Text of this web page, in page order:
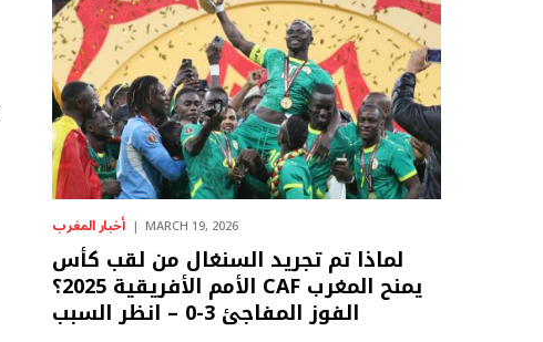
أخبار المغرب MARCH 19, 2026
لماذا تم تجريد السنغال من لقب كأس
الأمم الأفريقية 2025؟ CAF يمنح المغرب
الفوز المفاجئ 3-0 – انظر السبب